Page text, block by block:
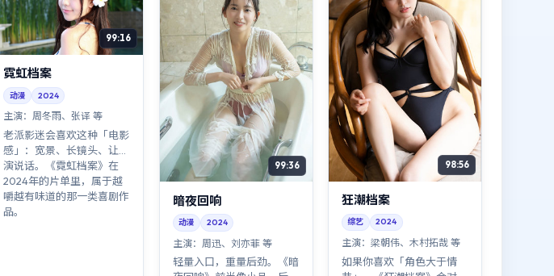
99:16
霓虹档案
动漫 2024
主演：周冬雨、张译 等
老派影迷会喜欢这种「电影
感」：宽景、长镜头、让表
演说话。《霓虹档案》在
2024年的片单里，属于越
嚼越有味道的那一类喜剧作
品。
99:36
暗夜回响
动漫 2024
主演： 周迅、刘亦菲 等
轻量入口，重量后劲。《暗
98:56
狂潮档案
综艺 2024
主演：梁朝伟、木村拓哉 等
如果你喜欢「角色大于情